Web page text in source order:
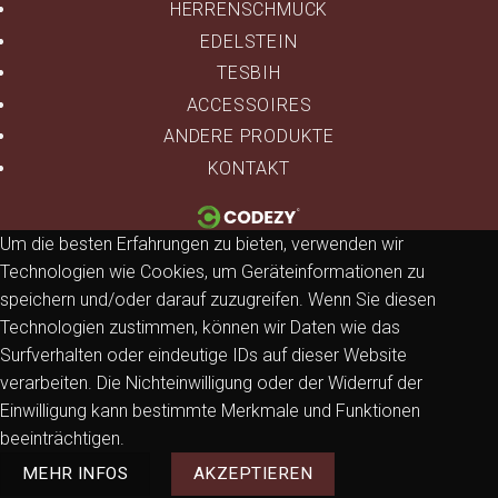
HERRENSCHMUCK
EDELSTEIN
TESBIH
ACCESSOIRES
ANDERE PRODUKTE
KONTAKT
Um die besten Erfahrungen zu bieten, verwenden wir
Technologien wie Cookies, um Geräteinformationen zu
speichern und/oder darauf zuzugreifen. Wenn Sie diesen
Technologien zustimmen, können wir Daten wie das
Surfverhalten oder eindeutige IDs auf dieser Website
verarbeiten. Die Nichteinwilligung oder der Widerruf der
Einwilligung kann bestimmte Merkmale und Funktionen
beeinträchtigen.
MEHR INFOS AKZEPTIEREN